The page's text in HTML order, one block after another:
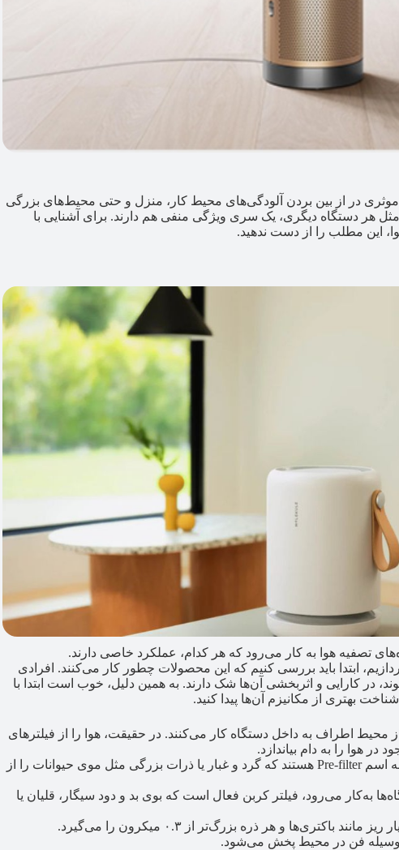
در از بین بردن آلودگی‌های محیط کار، منزل و حتی محیط‌های بزرگی
مثل هر دستگاه دیگری، یک سری ویژگی منفی هم دارند. برای آشنایی با
این مطلب را از دست ندهید.
تصفیه هوا به کار می‌رود که هر کدام، عملکرد خاصی دارند.
ابتدا باید بررسی کنیم که این محصولات چطور کار می‌کنند. افرادی
در کارایی و اثربخشی آن‌ها شک دارند. به همین دلیل، خوب است ابتدا با
بهتری از مکانیزم آن‌ها پیدا کنید.
محیط اطراف به داخل دستگاه کار می‌کنند. در حقیقت، هوا را از فیلترهای
در هوا را به دام بیاندازد.
این دستگاه‌ها دارای نوعی فیلتر اولیه به اسم Pre-filter هستند که گرد و غبار یا ذرات بزرگی مثل موی حیوانات را از
به‌کار می‌رود، فیلتر کربن فعال است که بوی بد و دود سیگار، قلیان یا
وسیله فن در محیط پخش می‌شود.